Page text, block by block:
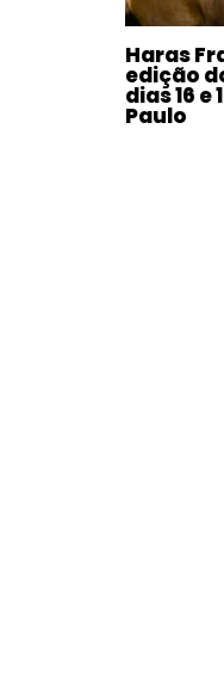
Haras
edição
dias 16 e
Paulo